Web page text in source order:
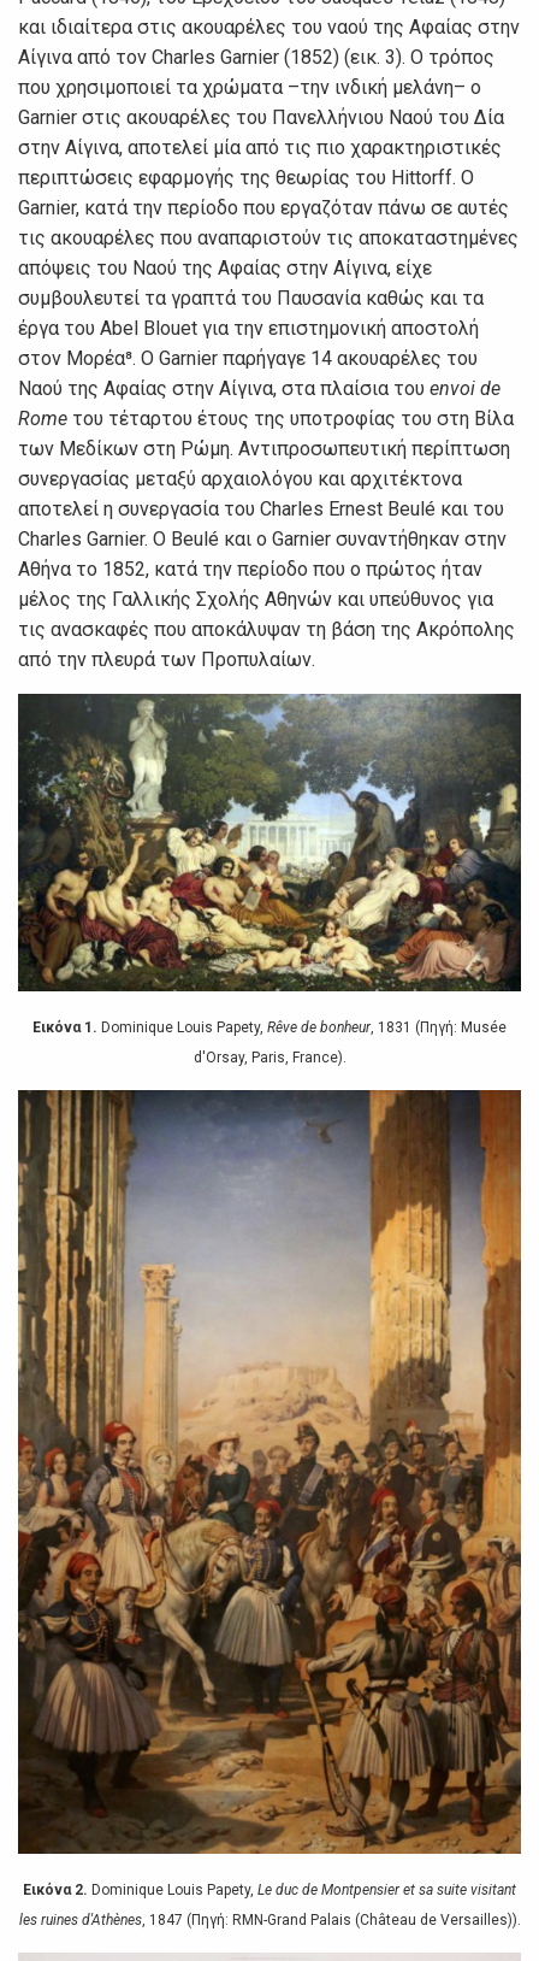
και ιδιαίτερα στις ακουαρέλες του ναού της Αφαίας στην
Αίγινα από τον Charles Garnier (1852) (εικ. 3). Ο τρόπος
που χρησιμοποιεί τα χρώματα –την ινδική μελάνη– ο
Garnier στις ακουαρέλες του Πανελλήνιου Ναού του Δία
στην Αίγινα, αποτελεί μία από τις πιο χαρακτηριστικές
περιπτώσεις εφαρμογής της θεωρίας του Hittorff. O
Garnier, κατά την περίοδο που εργαζόταν πάνω σε αυτές
τις ακουαρέλες που αναπαριστούν τις αποκαταστημένες
απόψεις του Ναού της Αφαίας στην Αίγινα, είχε
συμβουλευτεί τα γραπτά του Παυσανία καθώς και τα
έργα του Abel Blouet για την επιστημονική αποστολή
στον Μορέα⁸. Ο Garnier παρήγαγε 14 ακουαρέλες του
Ναού της Αφαίας στην Αίγινα, στα πλαίσια του envoi de
Rome του τέταρτου έτους της υποτροφίας του στη Βίλα
των Μεδίκων στη Ρώμη. Αντιπροσωπευτική περίπτωση
συνεργασίας μεταξύ αρχαιολόγου και αρχιτέκτονα
αποτελεί η συνεργασία του Charles Ernest Beulé και του
Charles Garnier. Ο Beulé και ο Garnier συναντήθηκαν στην
Αθήνα το 1852, κατά την περίοδο που ο πρώτος ήταν
μέλος της Γαλλικής Σχολής Αθηνών και υπεύθυνος για
τις ανασκαφές που αποκάλυψαν τη βάση της Ακρόπολης
από την πλευρά των Προπυλαίων.
Εικόνα 1. Dominique Louis Papety, Rêve de bonheur, 1831 (Πηγή: Musée
d'Orsay, Paris, France).
Εικόνα 2. Dominique Louis Papety, Le duc de Montpensier et sa suite visitant
les ruines d'Athènes, 1847 (Πηγή: RMN-Grand Palais (Château de Versailles)).